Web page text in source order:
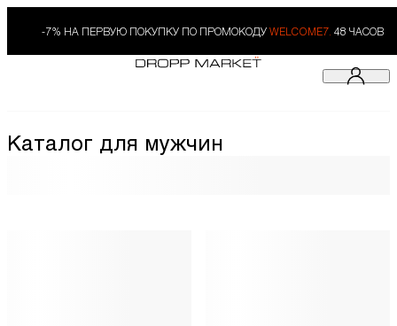
-7% НА ПЕРВУЮ ПОКУПКУ ПО ПРОМОКОДУ WELCOME7. 48 ЧАСОВ
Каталог для мужчин